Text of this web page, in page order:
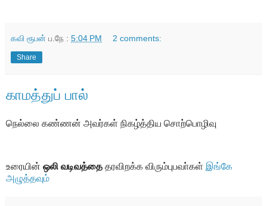
கவி ரூபன் ப.நே : 5:04 PM 2 comments:
Share
காமத்துப் பால்
நெல்லை கண்ணன் அவர்கள் நிகழ்த்திய சொற்பொழிவு
உரையின் ஒலி வடிவத்தை தரவிறக்க விரும்புபவா்கள் இங்கே
அழுத்தவும்